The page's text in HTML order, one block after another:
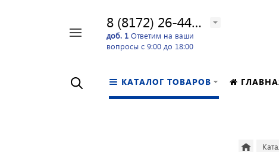
8 (8172) 26-44-24
доб. 1 Ответим на ваши
вопросы с 9:00 до 18:00
КАТАЛОГ ТОВАРОВ